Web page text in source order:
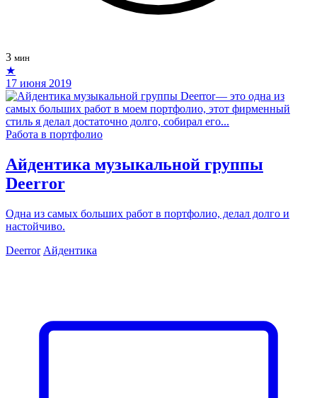
3 мин
★
17 июня 2019
Работа в портфолио
Айдентика музыкальной группы
Deerror
Одна из самых больших работ в портфолио, делал долго и
настойчиво.
Deerror Айдентика